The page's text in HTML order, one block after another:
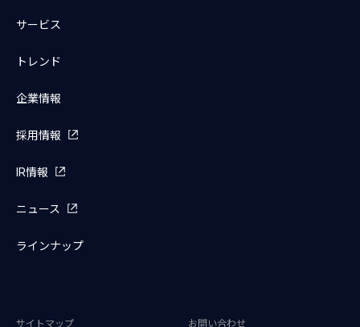
サービス
トレンド
企業情報
採用情報
IR情報
ニュース
ラインナップ
サイトマップ お問い合わせ